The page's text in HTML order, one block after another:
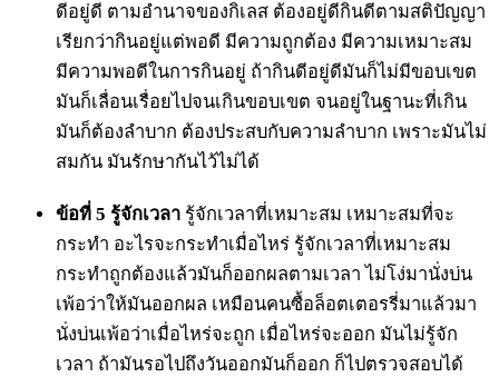
ดีอยู่ดี ตามอำนาจของกิเลส ต้องอยู่ดีกินดีตามสติปัญญา
เรียกว่ากินอยู่แต่พอดี มีความถูกต้อง มีความเหมาะสม
มีความพอดีในการกินอยู่ ถ้ากินดีอยู่ดีมันก็ไม่มีขอบเขต
มันก็เลื่อนเรื่อยไปจนเกินขอบเขต จนอยู่ในฐานะที่เกิน
มันก็ต้องลำบาก ต้องประสบกับความลำบาก เพราะมันไม่
สมกัน มันรักษากันไว้ไม่ได้
ข้อที่ 5 รู้จักเวลา รู้จักเวลาที่เหมาะสม เหมาะสมที่จะ
กระทำ อะไรจะกระทำเมื่อไหร่ รู้จักเวลาที่เหมาะสม
กระทำถูกต้องแล้วมันก็ออกผลตามเวลา ไม่โง่มานั่งบ่น
เพ้อว่าให้มันออกผล เหมือนคนซื้อล็อตเตอรรี่มาแล้วมา
นั่งบ่นเพ้อว่าเมื่อไหร่จะถูก เมื่อไหร่จะออก มันไม่รู้จัก
เวลา ถ้ามันรอไปถึงวันออกมันก็ออก ก็ไปตรวจสอบได้